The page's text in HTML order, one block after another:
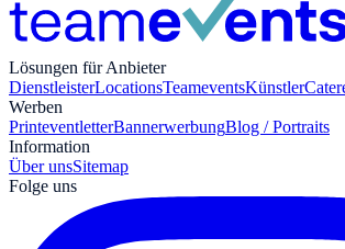
Lösungen für Anbieter
DienstleisterLocationsTeameventsKünstler
Werben
PrinteventletterBannerwerbungBlog / Portraits
Information
Über unsSitemap
Folge uns